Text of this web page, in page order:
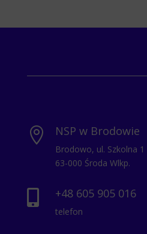
 NSP w Brodowie
Brodowo, ul. Szkolna 1
63-000 Środa Wlkp.
 +48 605 905 016
telefon